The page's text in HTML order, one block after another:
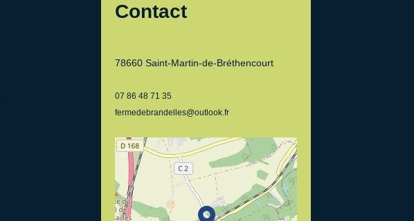
Contact
78660 Saint-Martin-de-Bréthencourt
07 86 48 71 35
fermedebrandelles@outlook.fr